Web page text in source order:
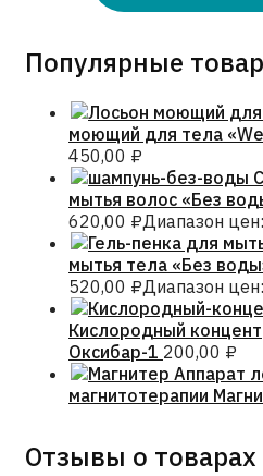
Популярные
моющий для тела
450,00 ₽
мытья волос «Без
620,00 ₽Диапазон
мытья тела «Без
520,00 ₽Диапазон
Кислородный
Оксибар-1 200,00 ₽
Аппарат
магнитотерапии
Отзывы о товарах